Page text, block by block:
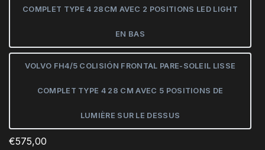
COMPLET TYPE 4 28CM AVEC 2 POSITIONS LED LIGHT
EN BAS
VOLVO FH4/5 COLISIÓN FRONTAL PARE-SOLEIL LISSE
COMPLET TYPE 4 28 CM AVEC 5 POSITIONS DE
LUMIÈRE SUR LE DESSUS
€575,00